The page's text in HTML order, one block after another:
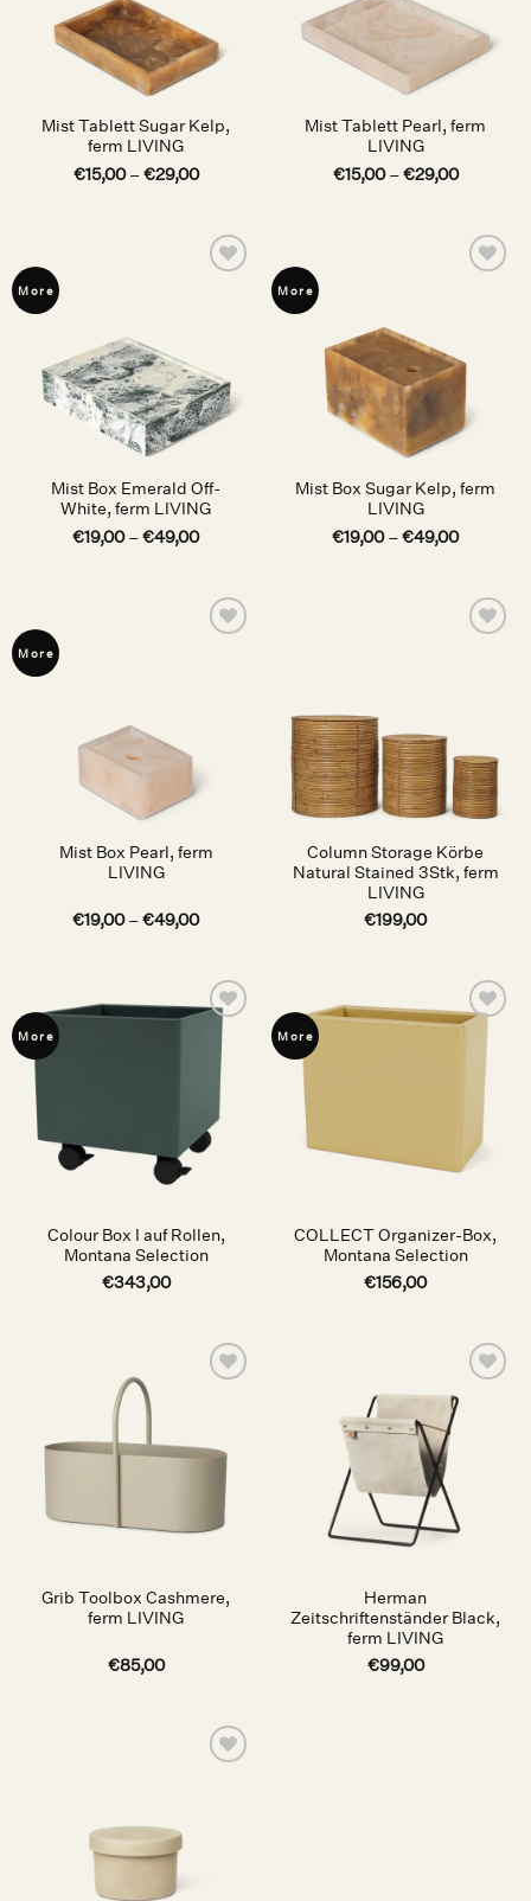
Mist Tablett Sugar Kelp,
ferm LIVING
€15,00–€29,00
Mist Tablett Pearl, ferm
LIVING
€15,00–€29,00
More
Mist Box Emerald Off-
White, ferm LIVING
€19,00–€49,00
More
Mist Box Sugar Kelp, ferm
LIVING
€19,00–€49,00
More
Mist Box Pearl, ferm
LIVING
€19,00–€49,00
Column Storage Körbe
Natural Stained 3Stk, ferm
LIVING
€199,00
More
Auf die
Wunschliste
Colour Box I auf Rollen,
Montana Selection
€343,00
More
Auf die
Wunschliste
COLLECT Organizer-Box,
Montana Selection
€156,00
Grib Toolbox Cashmere,
ferm LIVING
€85,00
Auf die
Wunschliste
Herman
Zeitschriftenständer Black,
ferm LIVING
€99,00